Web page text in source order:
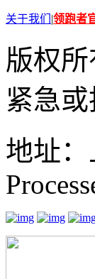
关于我们 |领跑者
版权所
紧急
地址：